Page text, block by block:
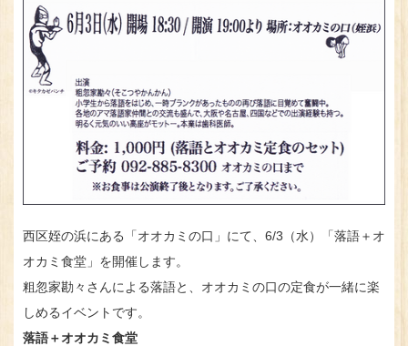
西区姪の浜にある「オオカミの口」にて、6/3（水）「落語＋オ
オカミ食堂」を開催します。
粗忽家勘々さんによる落語と、オオカミの口の定食が一緒に楽
しめるイベントです。
落語＋オオカミ食堂